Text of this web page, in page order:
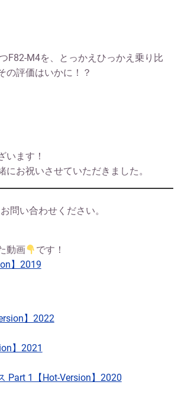
F82-M4を、とっかえひっかえ乗り比
の評価はいかに！？
います！
お祝いさせていただきました。
問い合わせください。
動画
です！
】2019
】2022
】2021
Part 1【Hot-Version】2020